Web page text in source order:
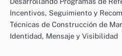
Incentivos, Seguimiento y
Técnicas de Construcción de
Identidad, Mensaje y Visibilidad